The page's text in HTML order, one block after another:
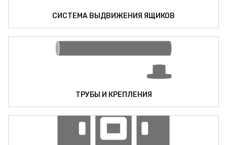
СИСТЕМА ВЫДВИЖЕНИЯ ЯЩИКОВ
ТРУБЫ И КРЕПЛЕНИЯ